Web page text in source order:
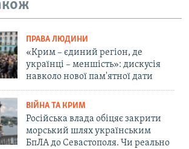
ПРАВА ЛЮДИНИ
«Крим – єдиний регіон, де
українці – меншість»: дискусія
навколо нової пам'ятної дати
ВІЙНА ТА КРИМ
Російська влада обіцяє закрити
морський шлях українським
БпЛА до Севастополя. Чи реально